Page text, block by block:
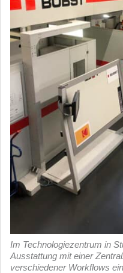
Im Technologiezentrum in
Ausstattung mit einer
verschiedener Workflows